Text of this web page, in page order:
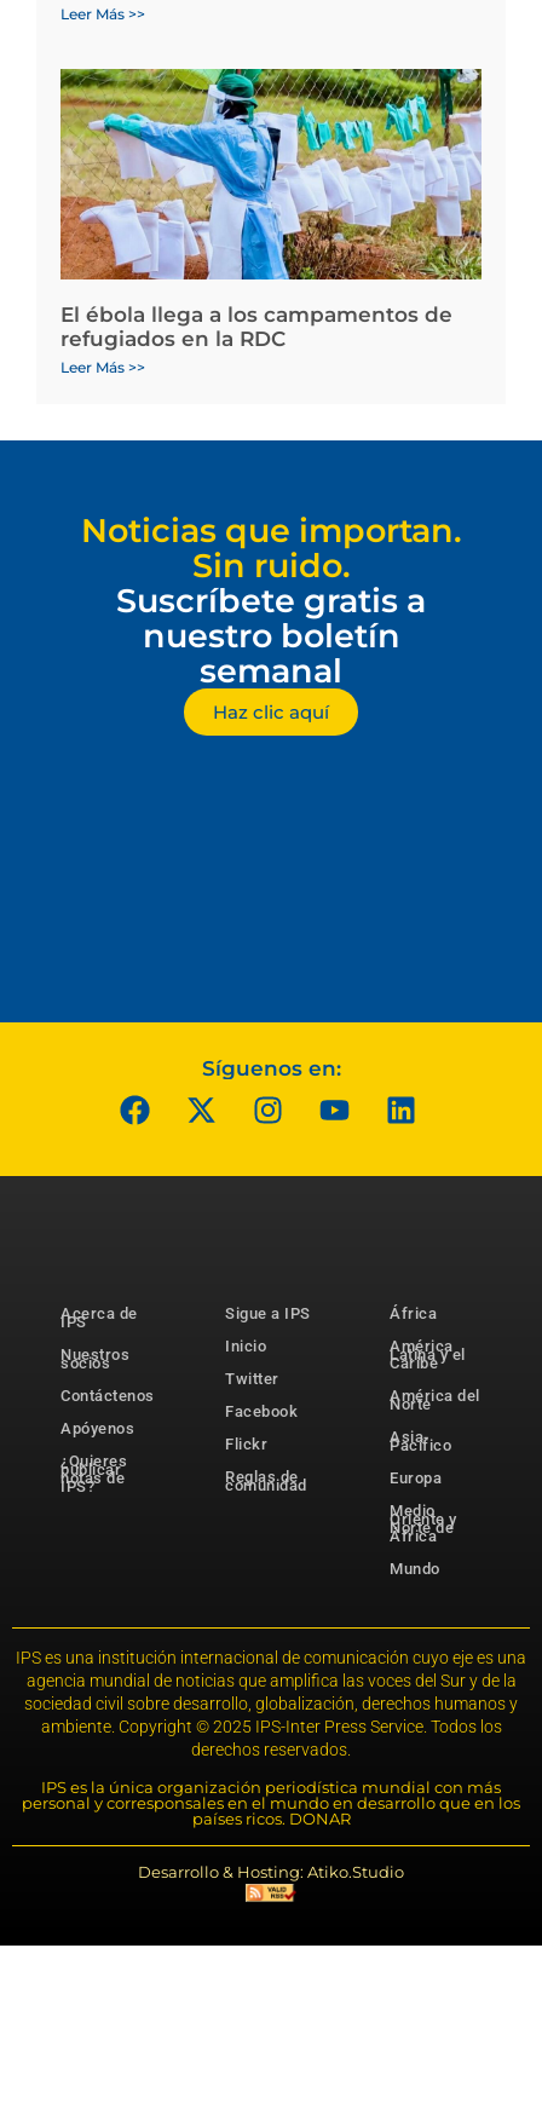
Leer Más >>
El ébola llega a los campamentos de
refugiados en la RDC
Leer Más >>
Noticias que importan.
Sin ruido.
Suscríbete gratis a
nuestro boletín
semanal
Haz clic aquí
Síguenos en:
Acerca de
IPS
Nuestros
socios
Contáctenos
Apóyenos
¿Quieres
publicar
notas de
IPS?
Sigue a IPS
Inicio
Twitter
Facebook
Flickr
Reglas de
comunidad
África
América
Latina y el
Caribe
América del
Norte
Asia-
Pacífico
Europa
Medio
Oriente y
Norte de
África
Mundo
IPS es una institución internacional de comunicación cuyo eje es una
agencia mundial de noticias que amplifica las voces del Sur y de la
sociedad civil sobre desarrollo, globalización, derechos humanos y
ambiente. Copyright © 2025 IPS-Inter Press Service. Todos los
derechos reservados.
IPS es la única organización periodística mundial con más
personal y corresponsales en el mundo en desarrollo que en los
países ricos. DONAR
Desarrollo & Hosting: Atiko.Studio